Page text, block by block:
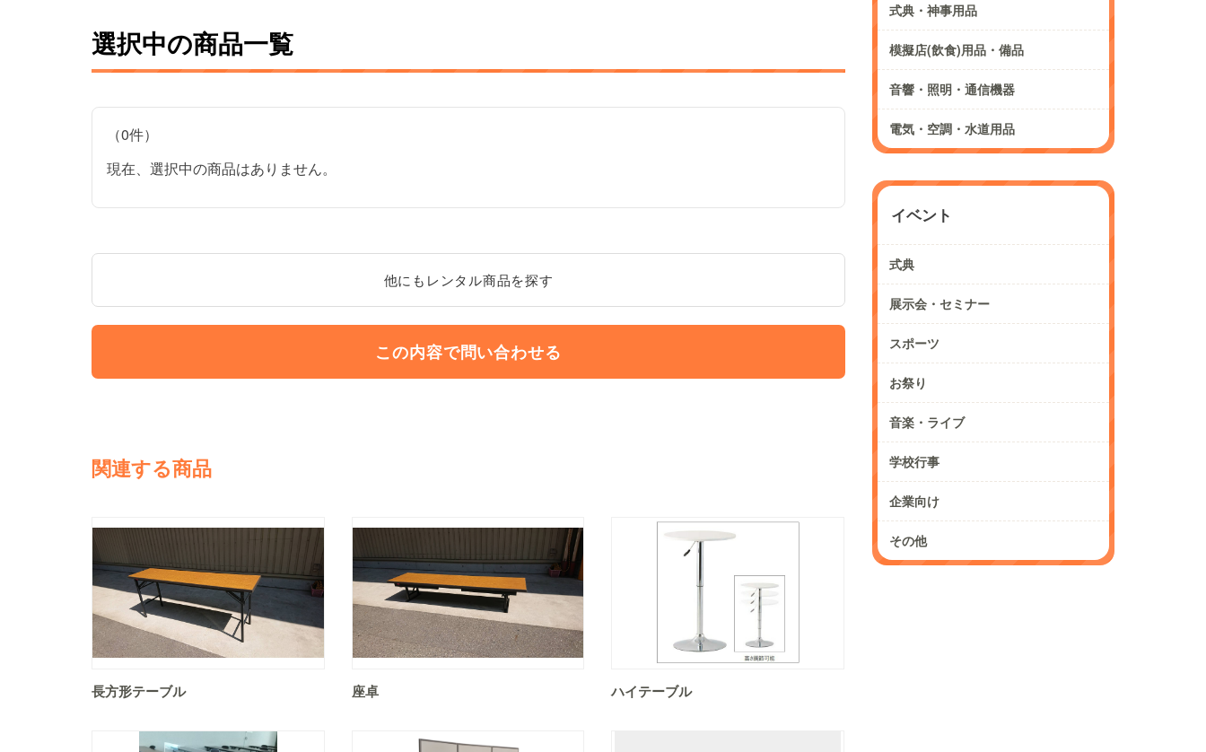
選択中の商品一覧
（0件）
現在、選択中の商品はありません。
他にもレンタル商品を探す
この内容で問い合わせる
関連する商品
長方形テーブル 座卓 ハイテーブル
式典・神事用品
模擬店(飲食)用品・備品
音響・照明・通信機器
電気・空調・水道用品
イベント
式典
展示会・セミナー
スポーツ
お祭り
音楽・ライブ
学校行事
企業向け
その他